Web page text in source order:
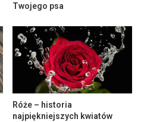
Twojego psa
Róże – historia
najpiękniejszych kwiatów